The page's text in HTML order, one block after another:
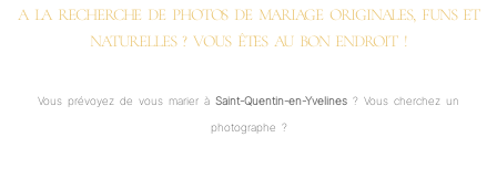
k n a
m
A LA RECHERCHE DE PHOTOS DE MARIAGE ORIGINALES, FUNS ET
NATURELLES ? VOUS ÊTES AU BON ENDROIT !
Vous prévoyez de vous marier à Saint-Quentin-en-Yvelines ? Vous cherchez un
photographe ?